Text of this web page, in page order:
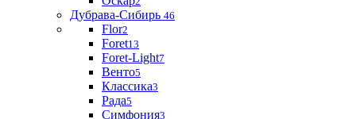
Дубрава-Сибирь 46
Flor2
Foret13
Foret-Light7
Венто5
Классика3
Рада5
Симфония3